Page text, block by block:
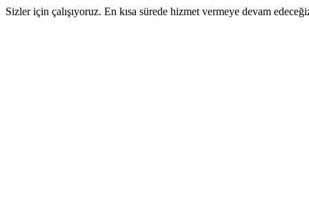
Sizler için çalışıyoruz. En kısa sürede hizmet vermeye devam